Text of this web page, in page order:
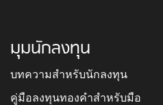
มุมนักลงทุน
บทความสำหรับนักลงทุน
คู่มือลงทุนทองคำสำหรับมือ